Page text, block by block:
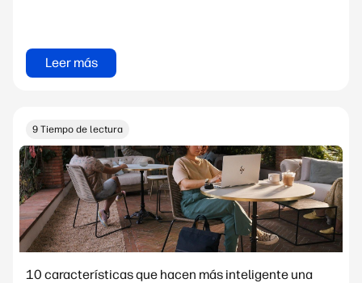
Leer más
9 Tiempo de lectura
10 características que hacen más inteligente una